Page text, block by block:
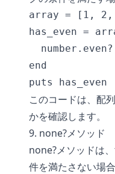
array = [1,
has_even =
  number.even?
end
このコードは、配
かを確認します。
9. none?メソッド
none?メソッドは
件を満たさない場